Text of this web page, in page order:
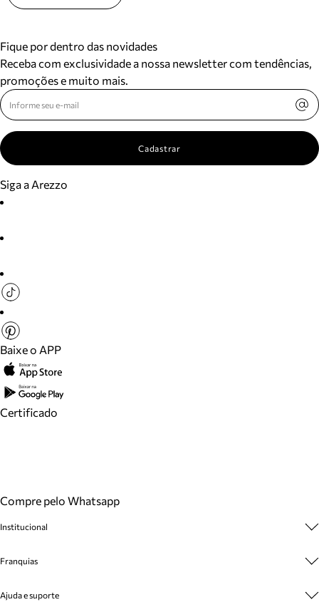
Fique por dentro das novidades
Receba com exclusividade a nossa newsletter com tendências,
promoções e muito mais.
Cadastrar
Siga a Arezzo
Baixe o APP
Certificado
Compre pelo Whatsapp
Institucional
Cashback
Venda Corporativa
Franquias
Plano de Negócio
Ajuda e suporte